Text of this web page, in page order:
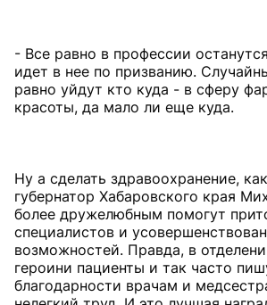
- Все равно в профессии
идет в нее по призванию.
равно уйдут кто куда - в сферу
красоты, да мало ли еще куда.
Ну а сделать здравоохранение,
губернатор Хабаровского края
более дружелюбным помогут
специалистов и
возможностей. Правда, в
героини пациенты и так часто
благодарности врачам и